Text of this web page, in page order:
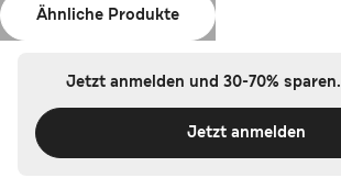
Ähnliche Produkte
Farbe:beere
Jetzt anmelden und 30-70% sparen.
Jetzt anmelden